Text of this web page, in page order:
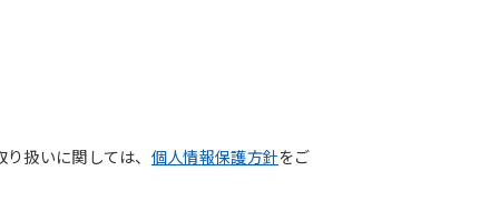
扱いに関しては、 個人情報保護方針をご